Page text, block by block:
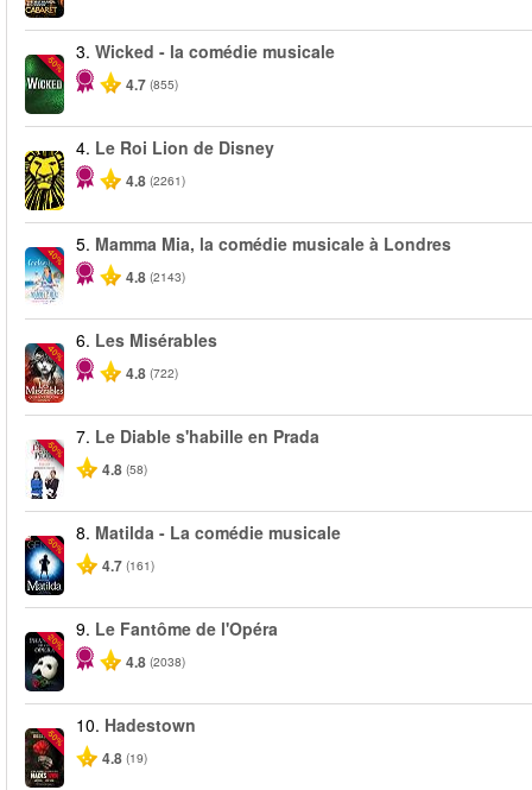
-50%
3. Wicked - la comédie musicale
4.7 (855)
4. Le Roi Lion de Disney
4.8 (2261)
-40%
5. Mamma Mia, la comédie musicale à Londres
4.8 (2143)
-40%
6. Les Misérables
4.8 (722)
-50%
7. Le Diable s'habille en Prada
4.8 (58)
-50%
8. Matilda - La comédie musicale
4.7 (161)
-20%
9. Le Fantôme de l'Opéra
4.8 (2038)
-50%
10. Hadestown
4.8 (19)